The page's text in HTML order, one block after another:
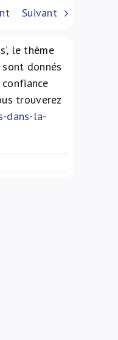
Suivant
le thème
donnés
trouverez
dans-la-